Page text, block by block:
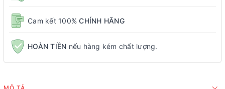
Cam kết 100% CHÍNH HÃNG
HOÀN TIỀN nếu hàng kém chất lượng.